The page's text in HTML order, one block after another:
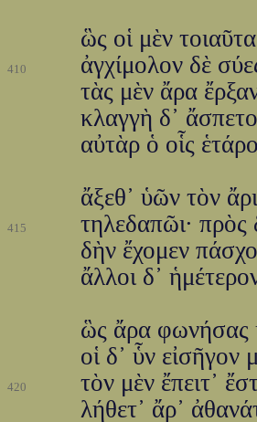
ὣς οἱ μὲν
410
ἀγχίμολον δὲ
τὰς μὲν ἄρα
κλαγγὴ δ᾽
αὐτὰρ ὁ οἷς
ἄξεθ᾽ ὑῶν τὸν
415
τηλεδαπῶι· πρὸς
δὴν ἔχομεν
ἄλλοι δ᾽
ὣς ἄρα φωνήσας
οἱ δ᾽ ὗν εἰσῆγον
420
τὸν μὲν ἔπειτ᾽
λήθετ᾽ ἄρ᾽